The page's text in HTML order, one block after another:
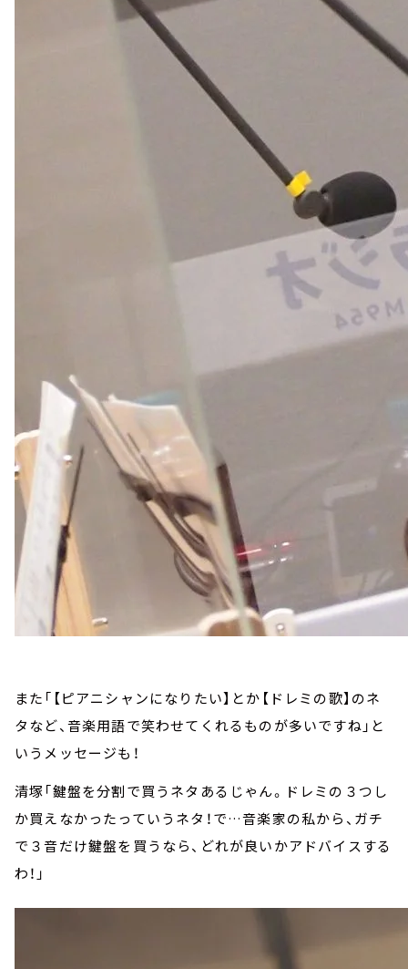
また「【ピアニシャンになりたい】とか【ドレミの歌】のネ
タなど、音楽用語で笑わせてくれるものが多いですね」と
いうメッセージも！
清塚「鍵盤を分割で買うネタあるじゃん。ドレミの３つし
か買えなかったっていうネタ！で…音楽家の私から、ガチ
で３音だけ鍵盤を買うなら、どれが良いかアドバイスする
わ！」